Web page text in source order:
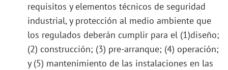
requisitos y elementos técnicos de seguridad
industrial, y protección al medio ambiente que
los regulados deberán cumplir para el (1)diseño;
(2) construcción; (3) pre-arranque; (4) operación;
y (5) mantenimiento de las instalaciones en las